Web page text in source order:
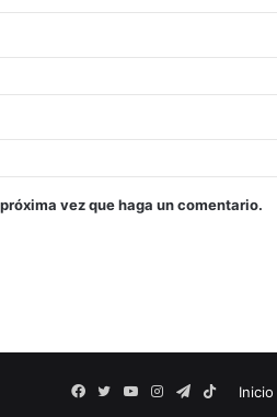
vez que haga un comentario.
Inicio
Facebook
TwitterYouTubeInstagramTelegram
TikTok